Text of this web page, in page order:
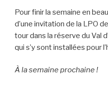
Pour finir la semaine en
d’une invitation de la LPO
tour dans la réserve du Val
qui s’y sont installées pour
À la semaine prochaine !